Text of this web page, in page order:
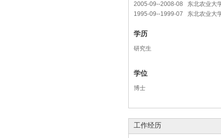
2005-09--2008-08 东北农业大
1995-09--1999-07 东北农业大
学历
研究生
学位
博士
工作经历